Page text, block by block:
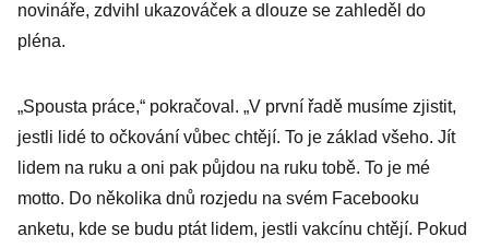
novináře, zdvihl ukazováček a dlouze se zahleděl do
pléna.
„Spousta práce,“ pokračoval. „V první řadě musíme zjistit,
jestli lidé to očkování vůbec chtějí. To je základ všeho. Jít
lidem na ruku a oni pak půjdou na ruku tobě. To je mé
motto. Do několika dnů rozjedu na svém Facebooku
anketu, kde se budu ptát lidem, jestli vakcínu chtějí. Pokud